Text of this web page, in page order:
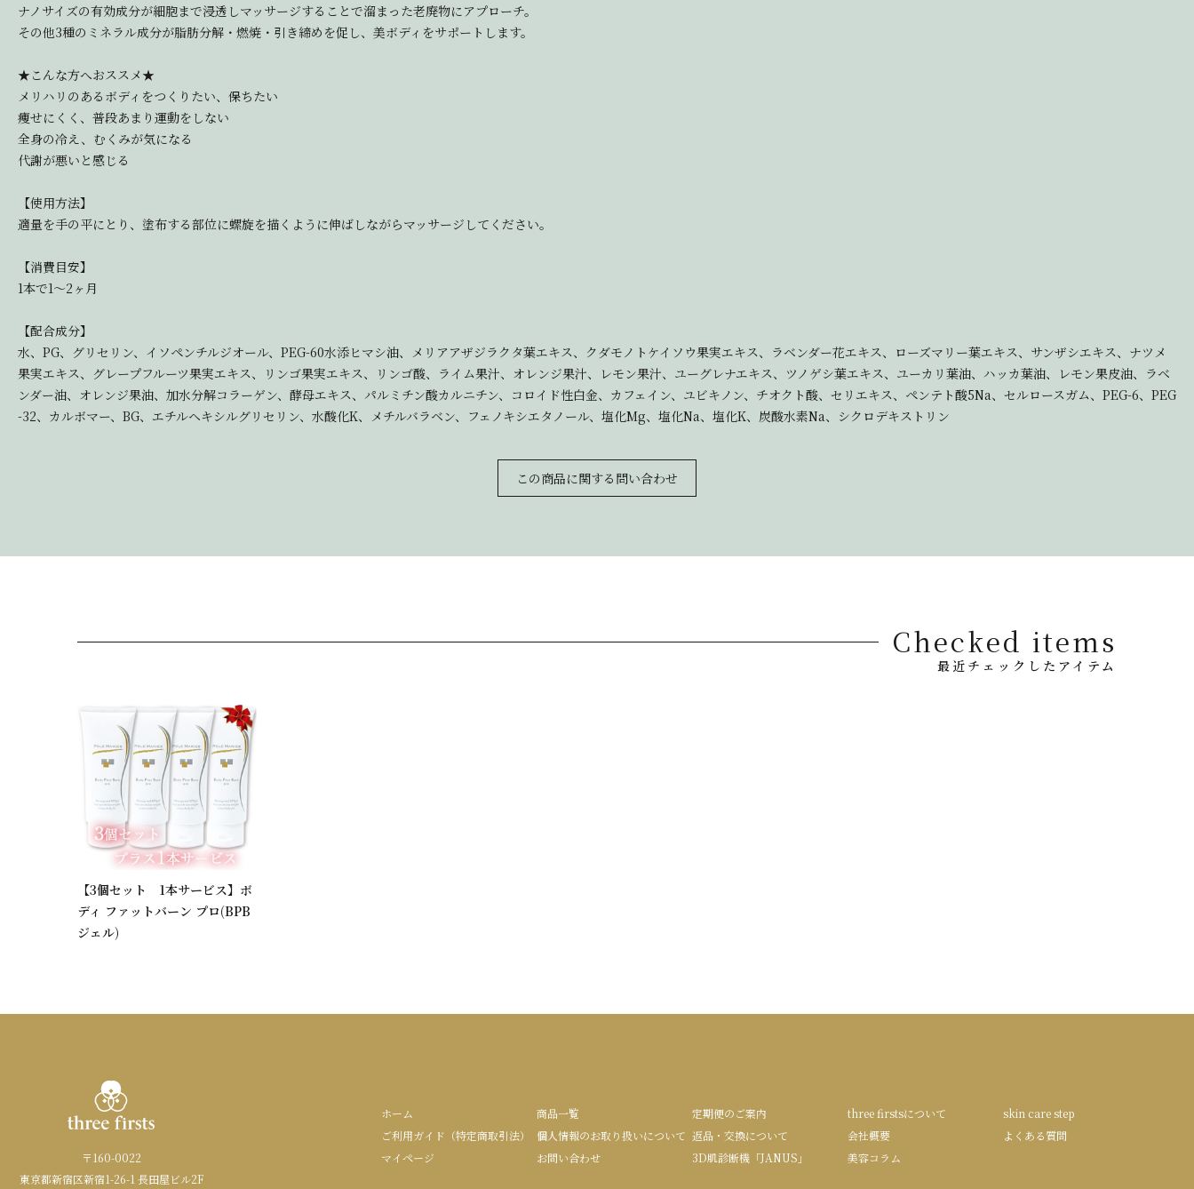
ナノサイズの有効成分が細胞まで浸透しマッサージすることで溜まった老廃物にアプローチ。
その他3種のミネラル成分が脂肪分解・燃焼・引き締めを促し、美ボディをサポートします。
★こんな方へおススメ★
メリハリのあるボディをつくりたい、保ちたい
痩せにくく、普段あまり運動をしない
全身の冷え、むくみが気になる
代謝が悪いと感じる
【使用方法】
適量を手の平にとり、塗布する部位に螺旋を描くように伸ばしながらマッサージしてください。
【消費目安】
1本で1～2ヶ月
【配合成分】
水、PG、グリセリン、イソペンチルジオール、PEG-60水添ヒマシ油、メリアアザジラクタ葉エキス、クダモノトケイソウ果実エキス、ラベンダー花エキス、ローズマリー葉エキス、サンザシエキス、ナツメ
果実エキス、グレープフルーツ果実エキス、リンゴ果実エキス、リンゴ酸、ライム果汁、オレンジ果汁、レモン果汁、ユーグレナエキス、ツノゲシ葉エキス、ユーカリ葉油、ハッカ葉油、レモン果皮油、ラベ
ンダー油、オレンジ果油、加水分解コラーゲン、酵母エキス、パルミチン酸カルニチン、コロイド性白金、カフェイン、ユビキノン、チオクト酸、セリエキス、ペンテト酸5Na、セルロースガム、PEG-6、PEG
-32、カルボマー、BG、エチルヘキシルグリセリン、水酸化K、メチルバラベン、フェノキシエタノール、塩化Mg、塩化Na、塩化K、炭酸水素Na、シクロデキストリン
この商品に関する問い合わせ
Checked items
最近チェックしたアイテム
【3個セット 1本サービス】ボ
ディ ファットバーン プロ(BPB
ジェル)
〒160-0022
東京都新宿区新宿1-26-1 長田屋ビル2F
ホーム 商品一覧 定期便のご案内 three firstsについて
skin care step
ご利用ガイド（特定商取引法）
個人情報のお取り扱いについて 返品・交換について 会社概要
よくある質問
マイページ
お問い合わせ 3D肌診断機「JANUS」 美容コラム